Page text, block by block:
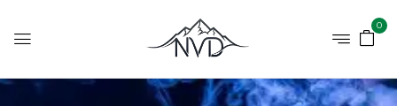
0